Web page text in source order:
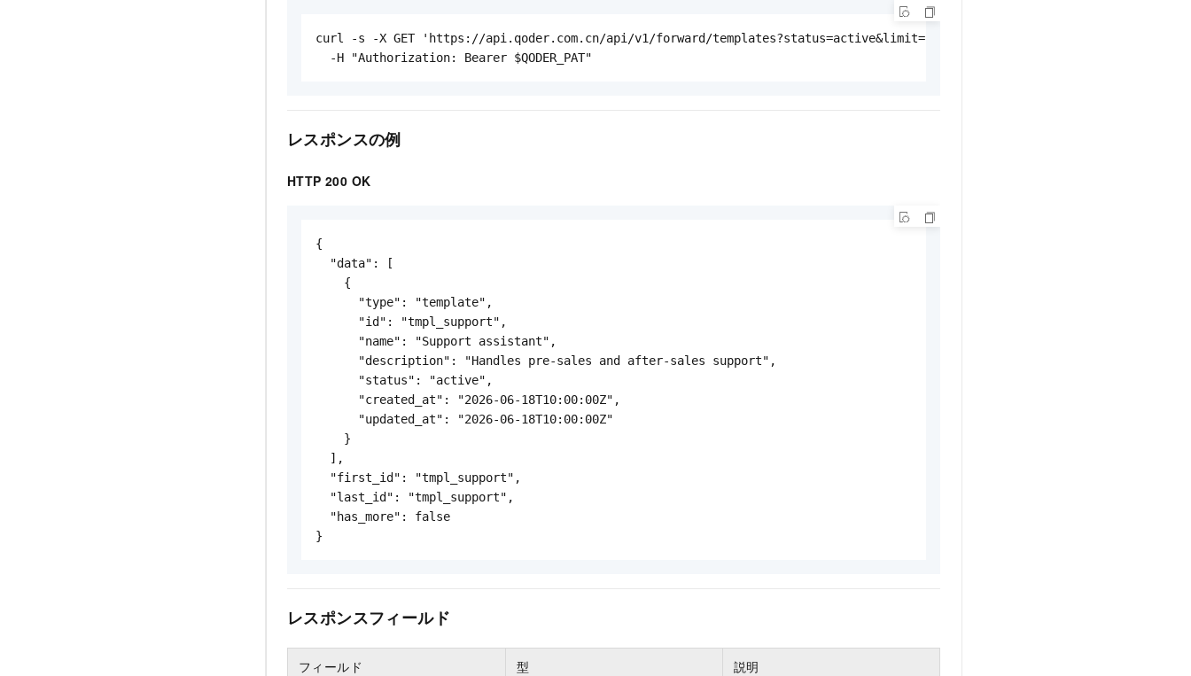
curl -s -X GET 'https://api.qoder.com.cn/api/v1/forward/templates?status=active&limit=20' \
レスポンスの例
HTTP 200 OK
{
  "data": [
    {
      "type": "template",
      "id": "tmpl_support",
      "name": "Support assistant",
      "description": "Handles pre-sales and after-sales support",
      "status": "active",
      "created_at": "2026-06-18T10:00:00Z",
      "updated_at": "2026-06-18T10:00:00Z"
    }
  ],
  "first_id": "tmpl_support",
  "last_id": "tmpl_support",
  "has_more": false
レスポンスフィールド
フィールド 型 説明